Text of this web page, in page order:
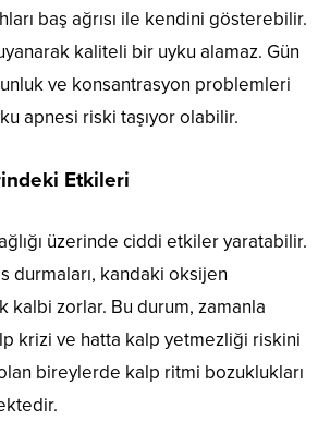
baş ağrısı ile kendini gösterebilir.
kaliteli bir uyku alamaz. Gün
ve konsantrasyon problemleri
apnesi riski taşıyor olabilir.
Etkileri
üzerinde ciddi etkiler yaratabilir.
durmaları, kandaki oksijen
kalbi zorlar. Bu durum, zamanla
krizi ve hatta kalp yetmezliği riskini
bireylerde kalp ritmi bozuklukları